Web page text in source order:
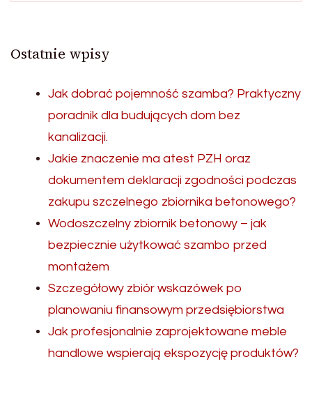
Ostatnie wpisy
Jak dobrać pojemność szamba? Praktyczny
poradnik dla budujących dom bez
kanalizacji.
Jakie znaczenie ma atest PZH oraz
dokumentem deklaracji zgodności podczas
zakupu szczelnego zbiornika betonowego?
Wodoszczelny zbiornik betonowy – jak
bezpiecznie użytkować szambo przed
montażem
Szczegółowy zbiór wskazówek po
planowaniu finansowym przedsiębiorstwa
Jak profesjonalnie zaprojektowane meble
handlowe wspierają ekspozycję produktów?